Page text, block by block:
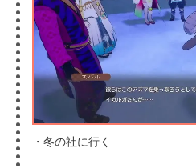
・冬の社に行く